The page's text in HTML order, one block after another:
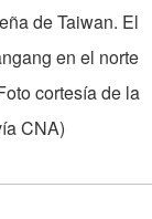
de Taiwan. El
en el norte
cortesía de la
CNA)